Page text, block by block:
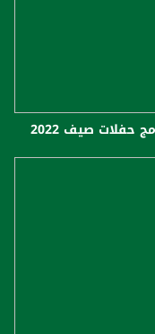
حفلات صيف 2022